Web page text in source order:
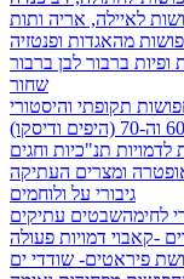
לאיילה, אריה ותות
מהאגדות ופנטזיה
ופיות ברבור לבן ברבור
שחור
תקופתי והיסטורי
לדמויות תנ"כיות וחגים
ומצרים העתיקה
גיבורי על ולוחמים
לחימהשבטים עתיקים
-קאבוי דמויות פעולה
פיראטים- שודדי ים